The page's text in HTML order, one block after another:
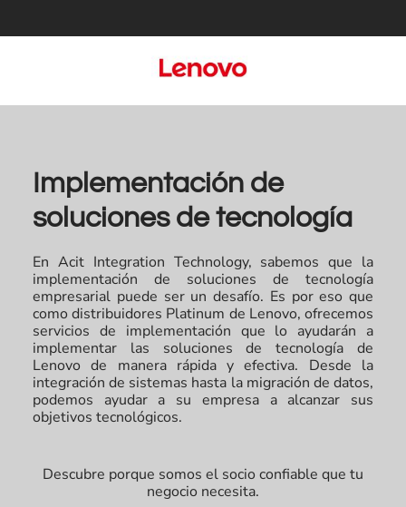
Implementación de
soluciones de tecnología
En Acit Integration Technology, sabemos que la
implementación de soluciones de tecnología
empresarial puede ser un desafío. Es por eso que
como distribuidores Platinum de Lenovo, ofrecemos
servicios de implementación que lo ayudarán a
implementar las soluciones de tecnología de
Lenovo de manera rápida y efectiva. Desde la
integración de sistemas hasta la migración de datos,
podemos ayudar a su empresa a alcanzar sus
objetivos tecnológicos.
Descubre porque somos el socio confiable que tu
negocio necesita.